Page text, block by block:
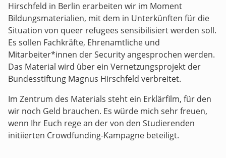
Hirschfeld in Berlin erarbeiten wir im Moment
Bildungsmaterialien, mit dem in Unterkünften für die
Situation von queer refugees sensibilisiert werden soll.
Es sollen Fachkräfte, Ehrenamtliche und
Mitarbeiter*innen der Security angesprochen werden.
Das Material wird über ein Vernetzungsprojekt der
Bundesstiftung Magnus Hirschfeld verbreitet.
Im Zentrum des Materials steht ein Erklärfilm, für den
wir noch Geld brauchen. Es würde mich sehr freuen,
wenn Ihr Euch rege an der von den Studierenden
initiierten Crowdfunding-Kampagne beteiligt.